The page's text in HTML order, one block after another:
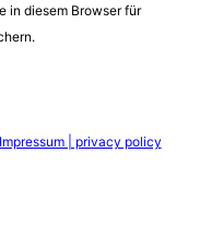
in diesem Browser für
Account
Impressum | privacy policy